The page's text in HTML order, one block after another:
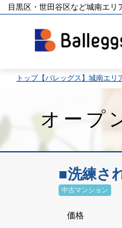
目黒区・世田谷区など城南エリ
トップ【バレッグス】城南エ
オープ
■洗練さ
中古マンション
価格